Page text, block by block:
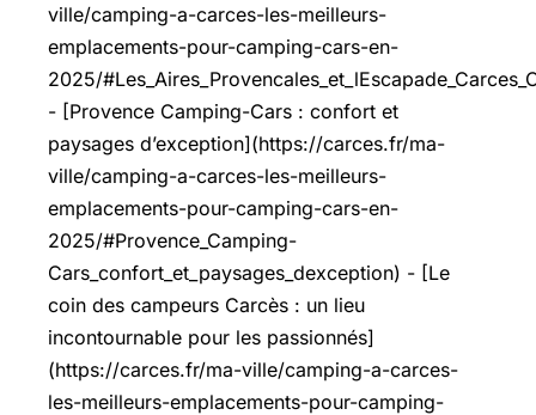
ville/camping-a-carces-les-meilleurs-
emplacements-pour-camping-cars-en-
2025/
- [Provence Camping-Cars : confort et
paysages d’exception](https://carces.fr/ma-
ville/camping-a-carces-les-meilleurs-
emplacements-pour-camping-cars-en-
2025/#Provence_Camping-
Cars_confort_et_paysages_dexception) - [Le
coin des campeurs Carcès : un lieu
incontournable pour les passionnés]
(https://carces.fr/ma-ville/camping-a-carces-
les-meilleurs-emplacements-pour-camping-